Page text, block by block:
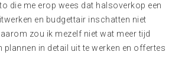
die me erop wees dat halsoverkop een
en budgettair inschatten niet
zou ik mezelf niet wat meer tijd
plannen in detail uit te werken en offertes